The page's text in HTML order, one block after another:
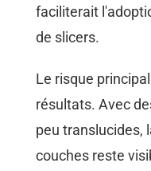
faciliterait
de slicers.
Le risque
résultats. Avec
peu translucides,
couches reste